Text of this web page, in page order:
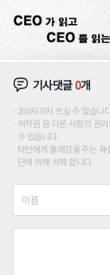
기사댓글0개
200자까지 쓰실 수 있습
저작권 등 다른 사람의 권
수 있습니다.
타인에게 불쾌감을 주는
단에 의해 삭제 합니다.